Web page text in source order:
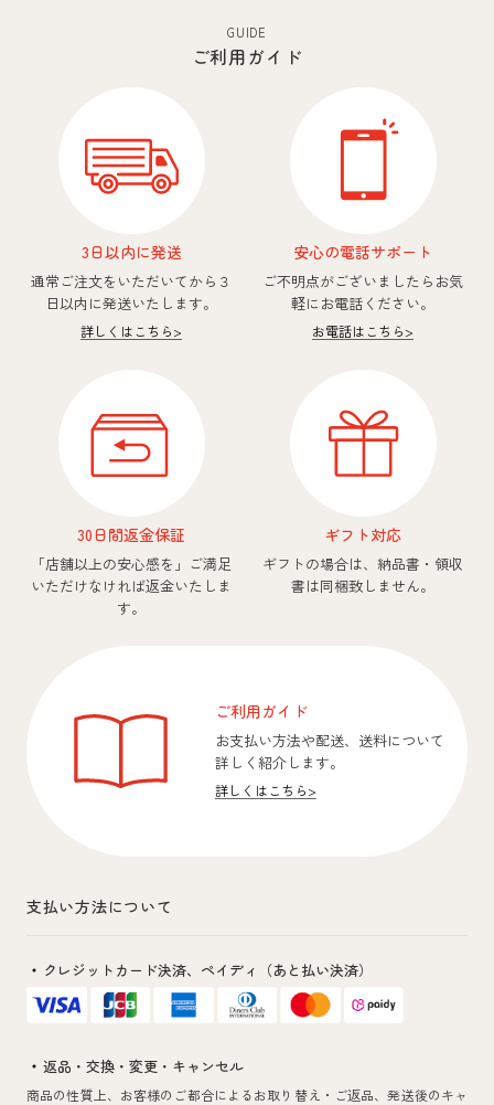
GUIDE
ご利用ガイド
3日以内に発送
通常ご注文をいただいてから ３
日以内に発送いたします。
詳しくはこちら>
安心の電話サポート
ご不明点がございましたら お気
軽にお電話ください。
お電話はこちら>
30日間返金保証
「店舗以上の安心感を」 ご満足
いただけなければ返金いたしま
す。
ギフト対応
ギフトの場合は、納品書・領収
書は同梱致しません。
ご利用ガイド
お支払い方法や配送、送料について
詳しく紹介します。
詳しくはこちら>
支払い方法について
クレジットカード決済、 ペイディ（あと払い決済）
返品・交換・変更・キャンセル
商品の性質上、お客様のご都合によるお取り替え・ご返品、発送後のキャ